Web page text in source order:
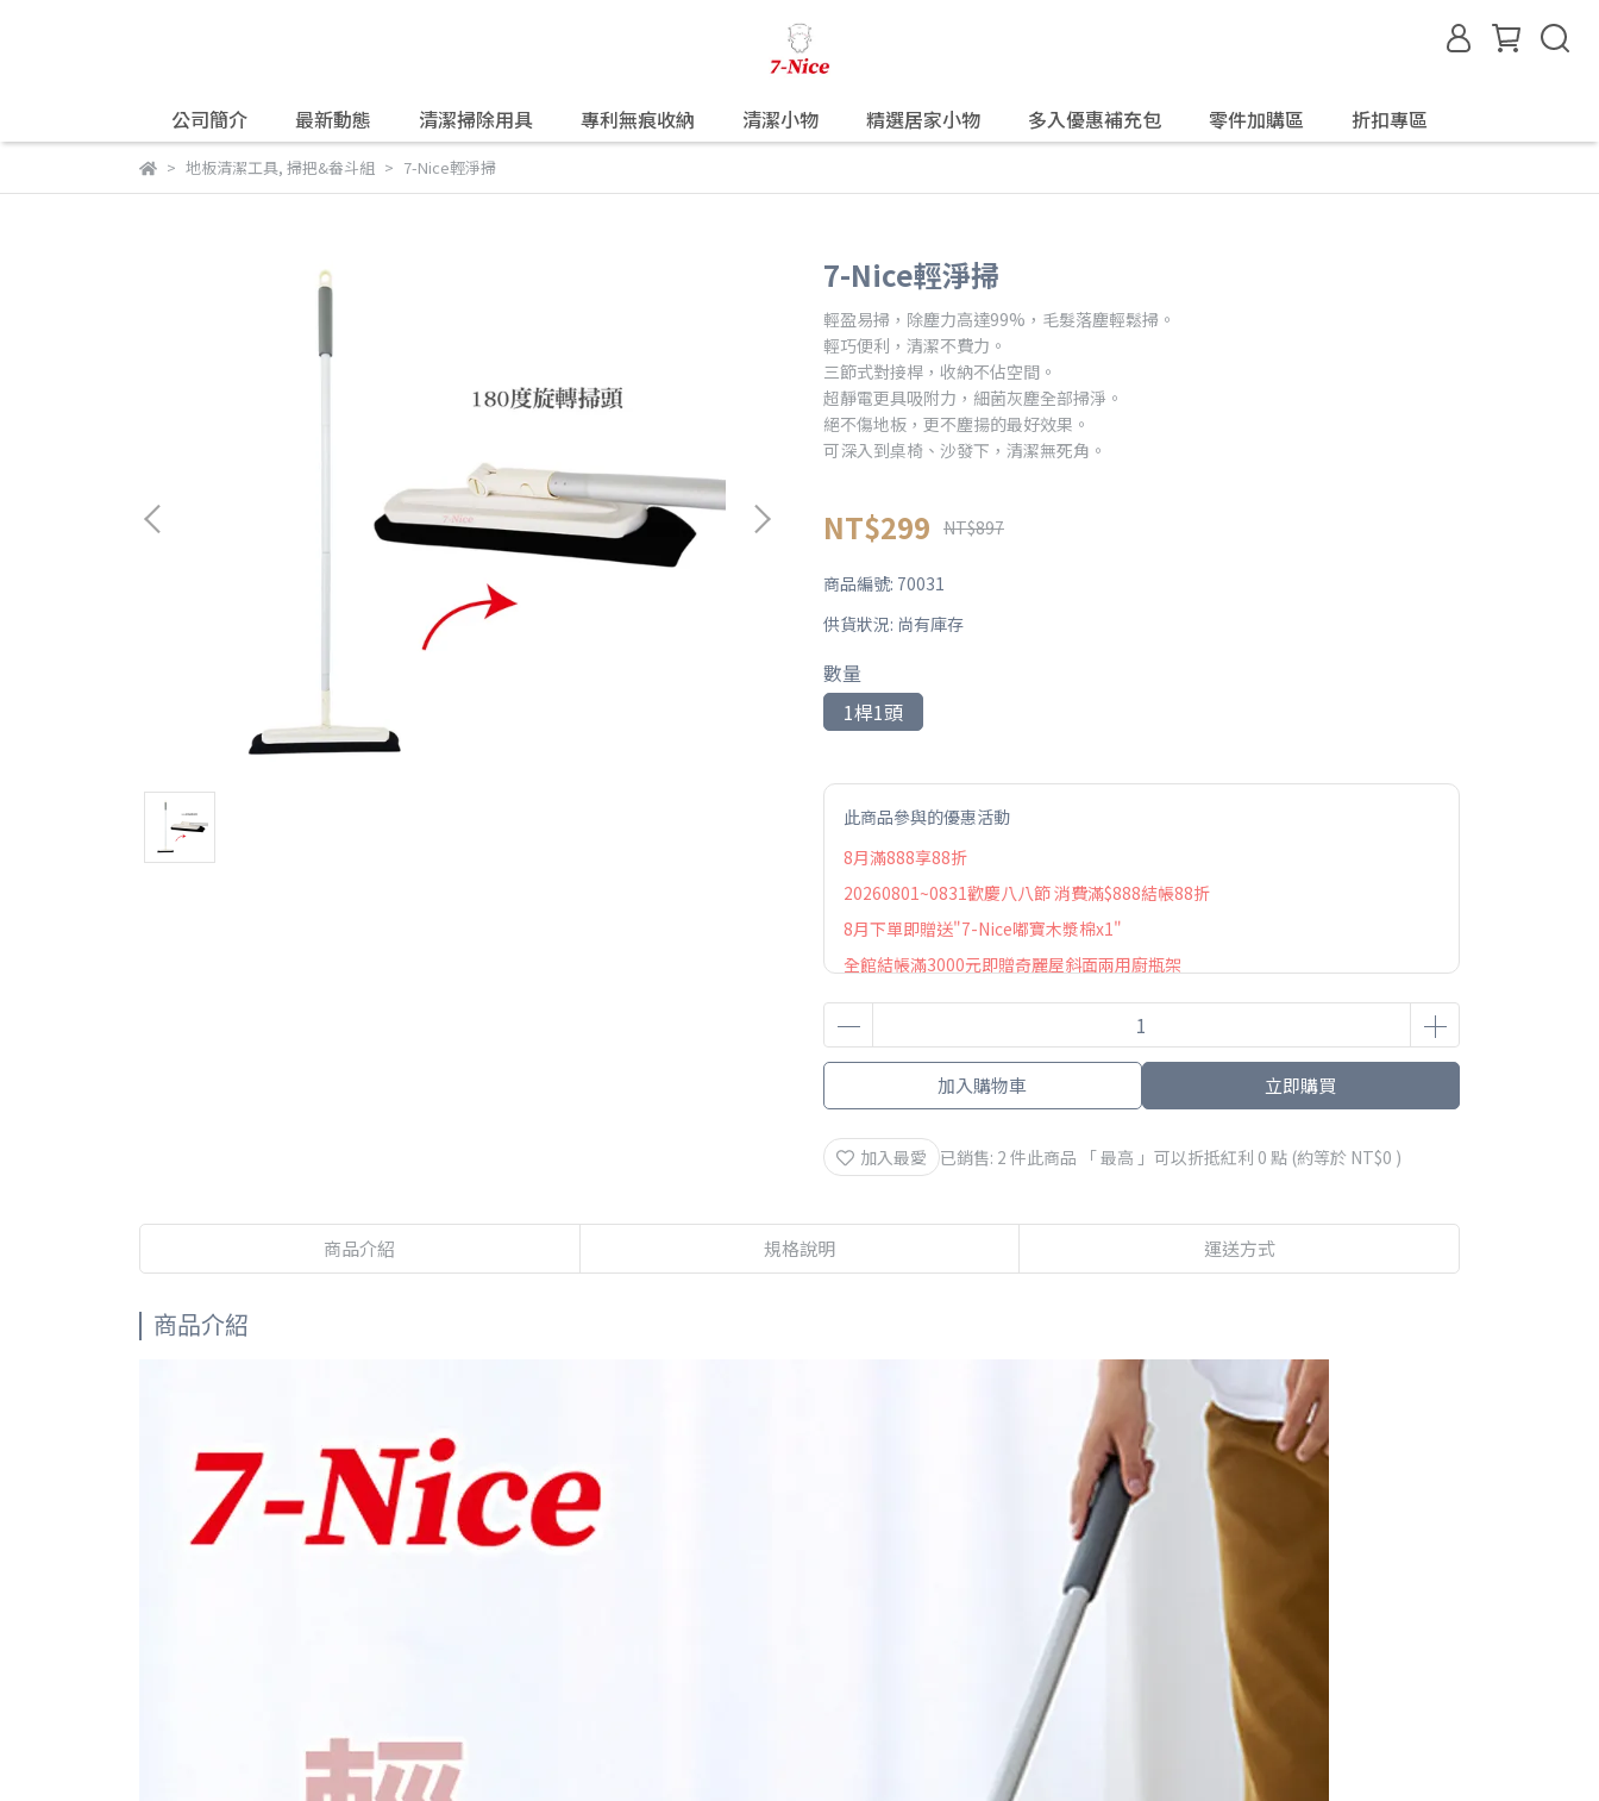
僅供宅配之商品請勿選擇超商取貨，訂單將會由系統取消，恕不另行通知。
公司簡介 最新動態 清潔掃除用具 專利無痕收納 清潔小物 精選居家小物 多入優惠補充包 零件加購區 折扣專區
地板清潔工具, 掃把&畚斗組 7-Nice輕淨掃
7-Nice輕淨掃
輕盈易掃，除塵力高達99%，毛髮落塵輕鬆掃。
輕巧便利，清潔不費力。
三節式對接桿，收納不佔空間。
超靜電更具吸附力，細菌灰塵全部掃淨。
絕不傷地板，更不塵揚的最好效果。
可深入到桌椅、沙發下，清潔無死角。
NT$299 NT$897
商品編號: 70031
供貨狀況: 尚有庫存
數量
1桿1頭
此商品參與的優惠活動
8月滿888享88折
20260801~0831歡慶八八節 消費滿$888結帳88折
8月下單即贈送"7-Nice嘟寶木漿棉x1"
全館結帳滿3000元即贈奇麗屋斜面兩用廚瓶架
加入購物車 立即購買
加入最愛 已銷售: 2 件此商品 「 最高 」可以折抵紅利 0 點 (約等於 NT$0 )
商品介紹 規格說明 運送方式
商品介紹